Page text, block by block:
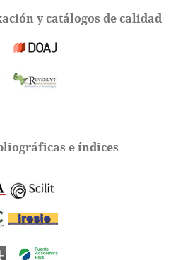
y catálogos de calidad
e índices